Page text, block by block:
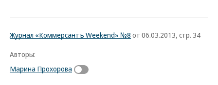
Журнал «Коммерсантъ Weekend» №8 от 06.03.2013, стр. 34
Авторы:
Марина Прохорова